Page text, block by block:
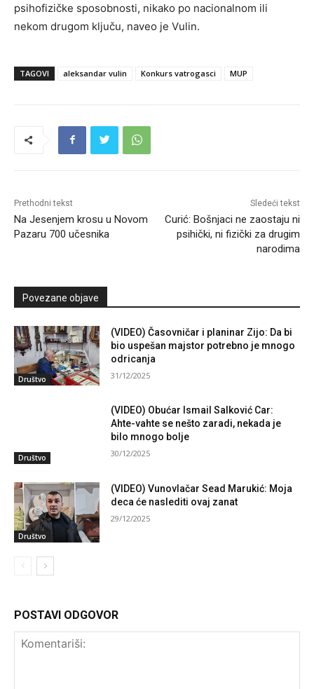
psihofizičke sposobnosti, nikako po nacionalnom ili
nekom drugom ključu, naveo je Vulin.
TAGOVI aleksandar vulin Konkurs vatrogasci MUP
Prethodni tekst
Na Jesenjem krosu u Novom
Pazaru 700 učesnika
Sledeći tekst
Curić: Bošnjaci ne zaostaju ni
psihički, ni fizički za drugim
narodima
Povezane objave
Društvo
(VIDEO) Časovničar i planinar Zijo: Da bi
bio uspešan majstor potrebno je mnogo
odricanja
31/12/2025
Društvo
(VIDEO) Obućar Ismail Salković Car:
Ahte-vahte se nešto zaradi, nekada je
bilo mnogo bolje
30/12/2025
Društvo
(VIDEO) Vunovlačar Sead Marukić: Moja
deca će naslediti ovaj zanat
29/12/2025
POSTAVI ODGOVOR